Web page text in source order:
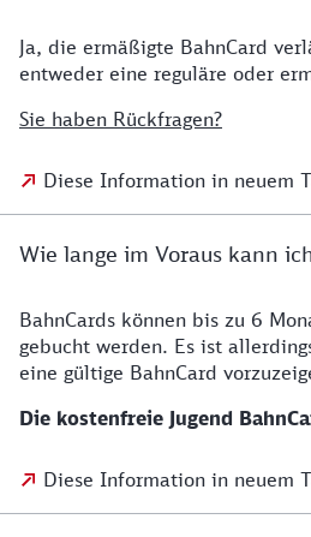
Ja, die ermäßigte BahnCard
entweder eine reguläre oder
Sie haben Rückfragen?
Diese Information in neuem
Wie lange im Voraus kann
BahnCards können bis zu 6
gebucht werden. Es ist
eine gültige BahnCard
Die kostenfreie Jugend
Diese Information in neuem